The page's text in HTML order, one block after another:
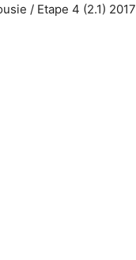
/ Etape 4 (2.1) 2017